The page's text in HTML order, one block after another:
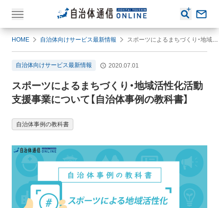
HOME 自治体向けサービス最新情報 スポーツによるまちづくり・地域活性化活動支援事業について【自治体事例の教科書】
自治体向けサービス最新情報 2020.07.01
スポーツによるまちづくり・地域活性化活動
支援事業について【自治体事例の教科書】
自治体事例の教科書